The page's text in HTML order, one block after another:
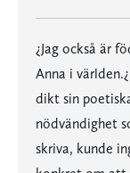
¿Jag också är
Anna i
dikt sin
nödvändighet
skriva, kunde